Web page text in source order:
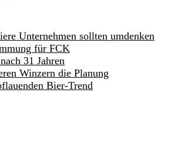
Unternehmen sollten umdenken
für FCK
31 Jahren
Winzern die Planung
Bier-Trend